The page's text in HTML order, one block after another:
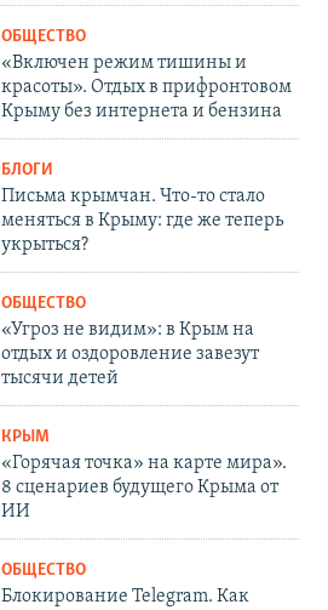
ОБЩЕСТВО
«Включен режим тишины и
красоты». Отдых в прифронтовом
Крыму без интернета и бензина
БЛОГИ
Письма крымчан. Что-то стало
меняться в Крыму: где же теперь
укрыться?
ОБЩЕСТВО
«Угроз не видим»: в Крым на
отдых и оздоровление завезут
тысячи детей
КРЫМ
«Горячая точка» на карте мира».
8 сценариев будущего Крыма от
ИИ
ОБЩЕСТВО
Блокирование Telegram. Как